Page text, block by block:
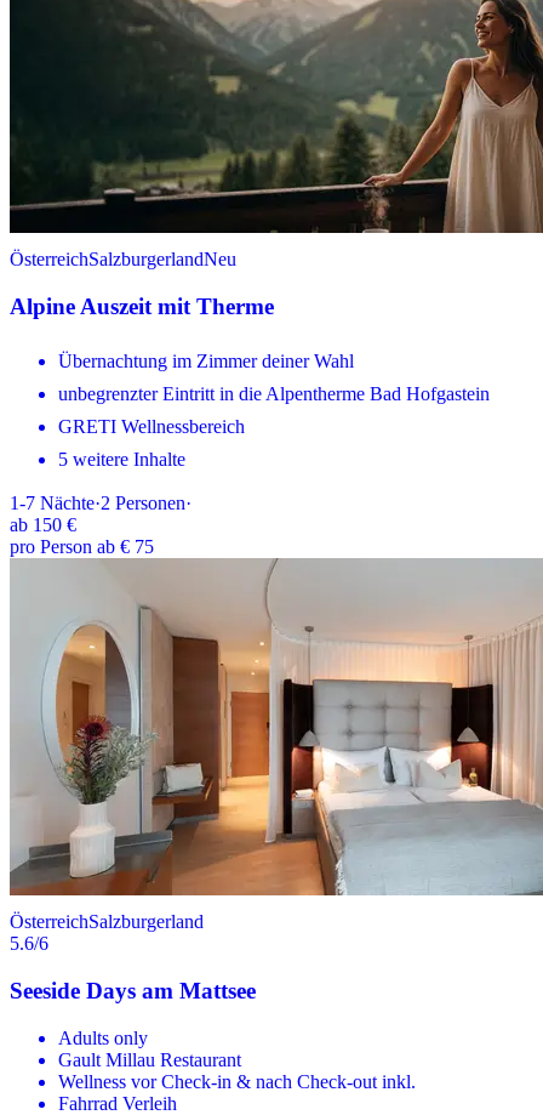
ÖsterreichSalzburgerlandNeu
Alpine Auszeit mit Therme
Übernachtung im Zimmer deiner Wahl
unbegrenzter Eintritt in die Alpentherme Bad Hofgastein
GRETI Wellnessbereich
5 weitere Inhalte
1-7 Nächte·2 Personen·
ab 150 €
pro Person ab € 75
ÖsterreichSalzburgerland
5.6/6
Seeside Days am Mattsee
Adults only
Gault Millau Restaurant
Wellness vor Check-in & nach Check-out inkl.
Fahrrad Verleih